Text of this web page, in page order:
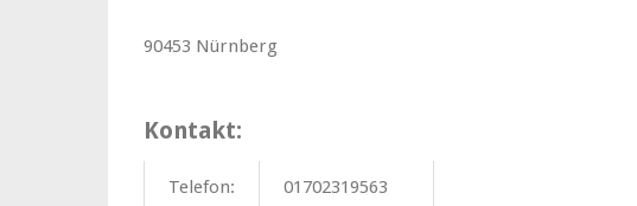
90453 Nürnberg
Kontakt:
Telefon: 01702319563